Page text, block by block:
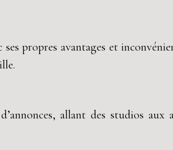
propres avantages et
allant des studios aux